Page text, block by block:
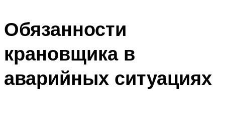
Обязанности
крановщика в
аварийных ситуациях